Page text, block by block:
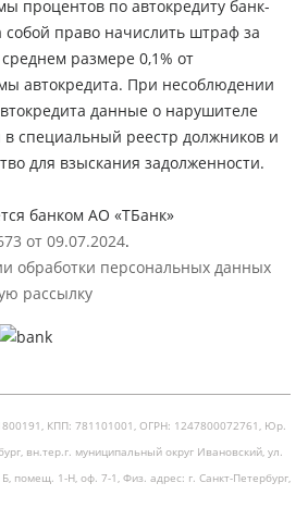
процентов по автокредиту банк-
собой право начислить штраф за
размере 0,1% от
автокредита. При несоблюдении
данные о нарушителе
специальный реестр должников и
для взыскания задолженности.
банком АО «ТБанк»
от 09.07.2024.
обработки персональных данных
рассылку
КПП: 781101001, ОГРН: 1247800072761, Юр.
вн.тер.г. муниципальный округ Ивановский, ул.
помещ. 1-Н, оф. 7-1, Физ. адрес: г. Санкт-Петербург,